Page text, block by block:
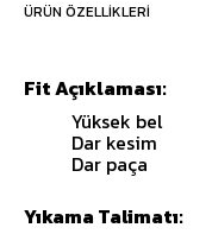
ÜRÜN ÖZELLIKLERI
Fit Açıklaması:
Yüksek bel
Dar kesim
Dar paça
Yıkama Talimatı: